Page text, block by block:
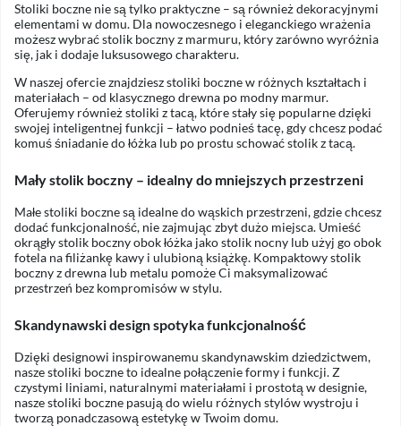
Stoliki boczne nie są tylko praktyczne – są również dekoracyjnymi
elementami w domu. Dla nowoczesnego i eleganckiego wrażenia
możesz wybrać stolik boczny z marmuru, który zarówno wyróżnia
się, jak i dodaje luksusowego charakteru.
W naszej ofercie znajdziesz stoliki boczne w różnych kształtach i
materiałach – od klasycznego drewna po modny marmur.
Oferujemy również stoliki z tacą, które stały się popularne dzięki
swojej inteligentnej funkcji – łatwo podnieś tacę, gdy chcesz podać
komuś śniadanie do łóżka lub po prostu schować stolik z tacą.
Mały stolik boczny – idealny do mniejszych przestrzeni
Małe stoliki boczne są idealne do wąskich przestrzeni, gdzie chcesz
dodać funkcjonalność, nie zajmując zbyt dużo miejsca. Umieść
okrągły stolik boczny obok łóżka jako stolik nocny lub użyj go obok
fotela na filiżankę kawy i ulubioną książkę. Kompaktowy stolik
boczny z drewna lub metalu pomoże Ci maksymalizować
przestrzeń bez kompromisów w stylu.
Skandynawski design spotyka funkcjonalność
Dzięki designowi inspirowanemu skandynawskim dziedzictwem,
nasze stoliki boczne to idealne połączenie formy i funkcji. Z
czystymi liniami, naturalnymi materiałami i prostotą w designie,
nasze stoliki boczne pasują do wielu różnych stylów wystroju i
tworzą ponadczasową estetykę w Twoim domu.